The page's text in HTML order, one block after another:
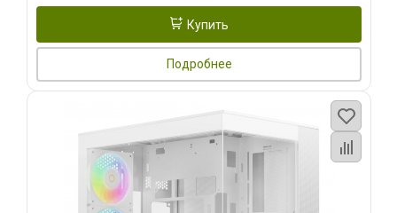
Купить
Подробнее